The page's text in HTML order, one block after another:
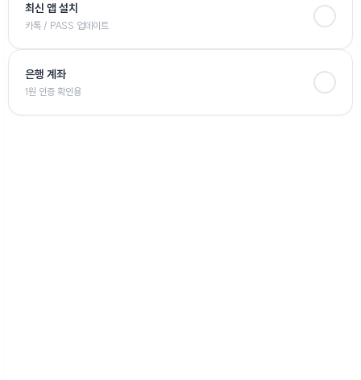
최신 앱 설치
카톡 / PASS 업데이트
은행 계좌
1원 인증 확인용